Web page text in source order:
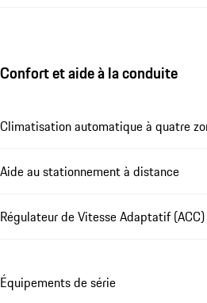
Confort et aide à la conduite
Climatisation automatique à quatre
Aide au stationnement à distance
Régulateur de Vitesse Adaptatif (ACC)
Équipements de série